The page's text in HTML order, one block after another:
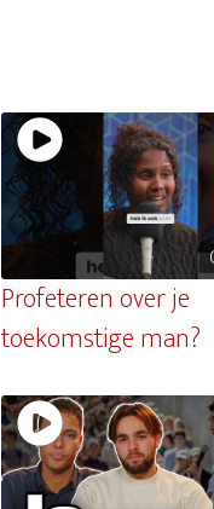
Profeteren over je
toekomstige man?